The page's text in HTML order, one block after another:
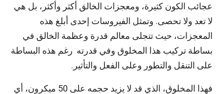
عجائب الكون كثيرة، ومعجزات الخالق أكثر وأكثر، بل هي
لا تعد ولا تحصى. وتمثل الفيروسات إحدى أبلغ هذه
المعجزات، حيث تتجلى معالم قدرة وعظمة الخالق في
بساطة تركيب هذا المخلوق وفي قدرته رغم هذه البساطة
على التنقل والتطور وعلى الفعل والتأثير.
فهذا المخلوق، الذي قد لا يزيد حجمه على 50 ميكرون، أي